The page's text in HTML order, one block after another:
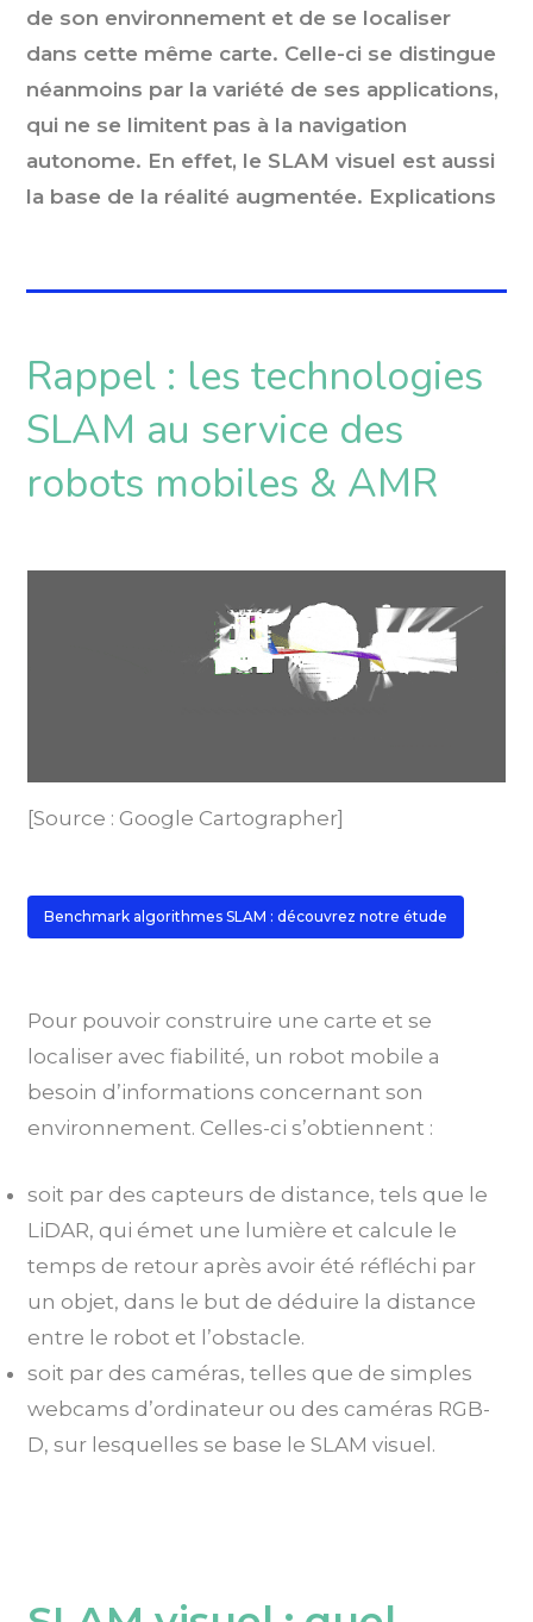
de son environnement et de se localiser
dans cette même carte. Celle-ci se distingue
néanmoins par la variété de ses applications,
qui ne se limitent pas à la navigation
autonome. En effet, le SLAM visuel est aussi
la base de la réalité augmentée. Explications
Rappel : les technologies
SLAM au service des
robots mobiles & AMR
[Source : Google Cartographer]
Benchmark algorithmes SLAM : découvrez notre étude
Pour pouvoir construire une carte et se
localiser avec fiabilité, un robot mobile a
besoin d’informations concernant son
environnement. Celles-ci s’obtiennent :
soit par des capteurs de distance, tels que le
LiDAR, qui émet une lumière et calcule le
temps de retour après avoir été réfléchi par
un objet, dans le but de déduire la distance
entre le robot et l’obstacle.
soit par des caméras, telles que de simples
webcams d’ordinateur ou des caméras RGB-
D, sur lesquelles se base le SLAM visuel.